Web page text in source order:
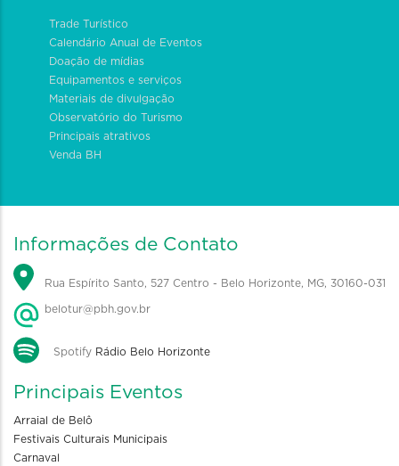
Trade Turístico
Calendário Anual de Eventos
Doação de mídias
Equipamentos e serviços
Materiais de divulgação
Observatório do Turismo
Principais atrativos
Venda BH
Informações de Contato
Rua Espírito Santo, 527 Centro - Belo Horizonte, MG, 30160-031
belotur@pbh.gov.br
Spotify Rádio Belo Horizonte
Principais Eventos
Arraial de Belô
Festivais Culturais Municipais
Carnaval